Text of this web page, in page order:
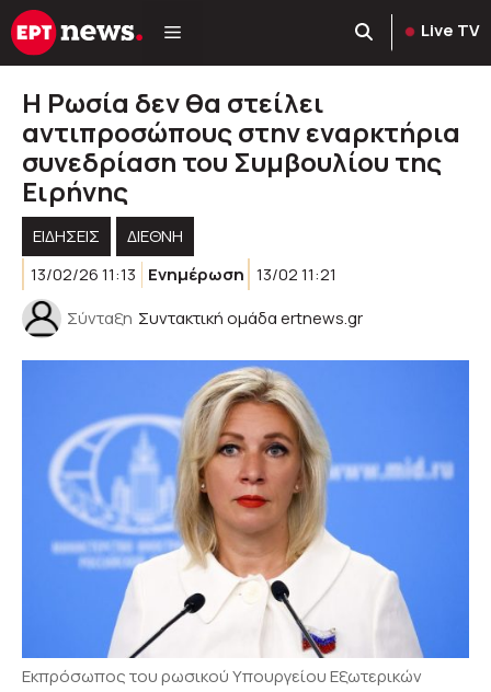
Μετάβαση
σε
Live TV
Η Ρωσία δεν θα στείλει
αντιπροσώπους στην εναρκτήρια
συνεδρίαση του Συμβουλίου της
Ειρήνης
ΕΙΔΗΣΕΙΣ
ΔΙΕΘΝΗ
13/02/26 11:13
Ενημέρωση 13/02 11:21
Σύνταξη Συντακτική ομάδα ertnews.gr
Eκπρόσωπος του ρωσικού Υπουργείου Εξωτερικών